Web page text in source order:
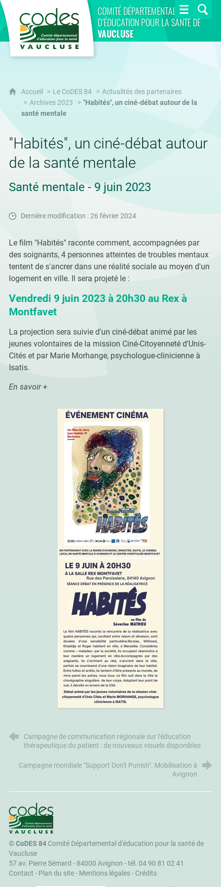
COMITÉ DÉPARTEMENTAL
D’ÉDUCATION POUR LA SANTÉ DE
VAUCLUSE
CoDES 84
Accueil Le CoDES 84
Actualités des partenaires
Archives 2023
"Habités", un ciné-débat autour de la
santé mentale
"Habités", un ciné-débat autour
de la santé mentale
Santé mentale - 9 juin 2023
Dernière modification : 26 février 2024
Le film "Habités" raconte comment, accompagnées par
des soignants, 4 personnes atteintes de troubles mentaux
tentent de s'ancrer dans une réalité sociale au moyen d'un
logement en ville. Il sera projeté le :
Vendredi 9 juin 2023 à 20h30 au Rex à
Montfavet
La projection sera suivie d'un ciné-débat animé par les
jeunes volontaires de la mission Ciné-Citoyenneté d'Unis-
Cités et par Marie Morhange, psychologue-clinicienne à
Isatis.
En savoir +
Campagne de communication régionale sur l'éducation
thérapeutique du patient : de nouveaux visuels disponibles
Campagne mondiale "Support Don't Punish". Mobilisation à
Avignon
CoDES 84
©CoDES 84Comité Départemental d'éducation pour la santé de
Vaucluse
57 av. Pierre Sémard - 84000 Avignon -tél. 04 90 81 02 41
Contact - Plan du site- Mentions légales- Crédits